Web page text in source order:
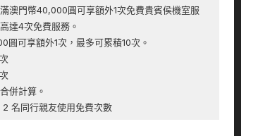
澳門幣40,000圓可享額外1次免費貴賓侯機室服
達4次免費服務。
圓可享額外1次，最多可累積10次。
併計算。
2 名同行親友使用免費次數